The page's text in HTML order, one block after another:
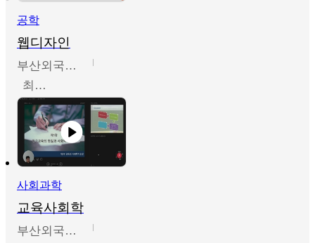
공학
웹디자인
부산외국어대학교
최진오
사회과학
교육사회학
부산외국어대학교